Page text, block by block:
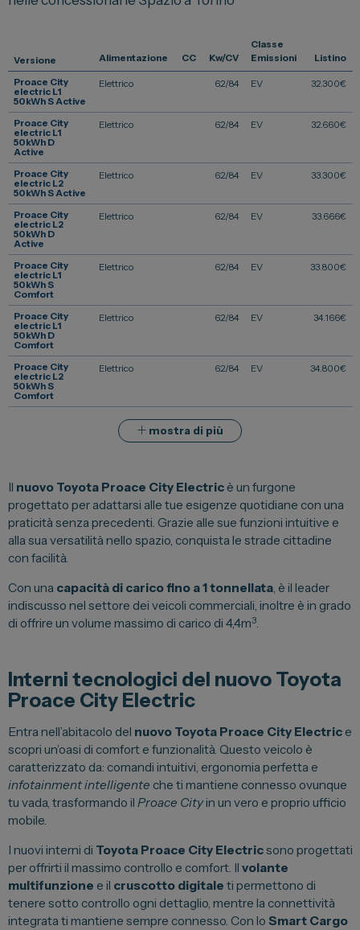
Convenzioni
Dipendenti Stellantis
Promozioni
Gruppo Spazio
Il Gruppo Spazio
Impegno per l’Ambiente
Impegno per il Sociale
Comunità Energetica
Sedi e Recapiti
News ed Eventi
Spazio Campus
Lavora con noi
Telefono Vendita
011 22 51 711
011 22 51 737
Email
spazio@spaziogroup.com
Versione Alimentazione CC Kw/CV
Classe
Emissioni
Listino
Proace City
electric L1
50kWh S Active
Elettrico 62/84 EV 32.300€
Proace City
electric L1
50kWh D
Active
Elettrico 62/84 EV 32.660€
Proace City
electric L2
50kWh S Active
Elettrico 62/84 EV 33.300€
Proace City
electric L2
50kWh D
Active
Elettrico 62/84 EV 33.666€
Proace City
electric L1
50kWh S
Comfort
Elettrico 62/84 EV 33.800€
Proace City
electric L1
50kWh D
Comfort
Elettrico 62/84 EV 34.166€
Proace City
electric L2
50kWh S
Comfort
Elettrico 62/84 EV 34.800€
mostra di più
Il nuovo Toyota Proace City Electric è un furgone
progettato per adattarsi alle tue esigenze quotidiane con una
praticità senza precedenti. Grazie alle sue funzioni intuitive e
alla sua versatilità nello spazio, conquista le strade cittadine
con facilità.
Con una capacità di carico fino a 1 tonnellata, è il leader
indiscusso nel settore dei veicoli commerciali, inoltre è in grado
di offrire un volume massimo di carico di 4,4m3.
Interni tecnologici del nuovo Toyota
Proace City Electric
Entra nell’abitacolo del nuovo Toyota Proace City Electrice
scopri un’oasi di comfort e funzionalità. Questo veicolo è
caratterizzato da: comandi intuitivi, ergonomia perfetta e
infotainment intelligente che ti mantiene connesso ovunque
tu vada, trasformando il Proace Cityin un vero e proprio ufficio
mobile.
I nuovi interni di Toyota Proace City Electricsono progettati
per offrirti il massimo controllo e comfort. Il volante
multifunzione e il cruscotto digitale ti permettono di
tenere sotto controllo ogni dettaglio, mentre la connettività
integrata ti mantiene sempre connesso. Con lo Smart Cargo